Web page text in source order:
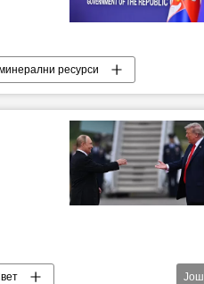
ресурси
Још